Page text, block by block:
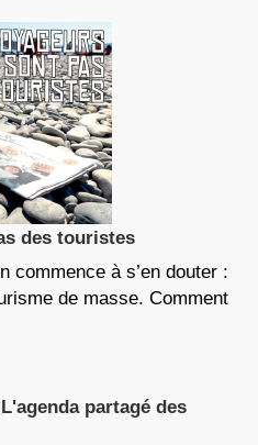
des touristes
commence à s’en douter :
de masse. Comment
partagé des